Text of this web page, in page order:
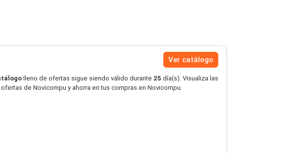
Ver catálogo
lleno de ofertas sigue siendo válido durante 25 día(s). Visualiza las
de Novicompu y ahorra en tus compras en Novicompu.